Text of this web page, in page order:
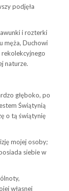
podjęła
i rozterki
męża, Duchowi
naturze.
głęboko, po
Świątynią
o tą świątynię
mojej osoby;
siebie w
własnej